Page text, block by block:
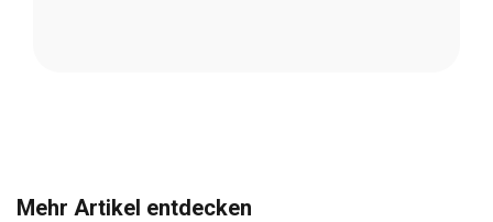
Mehr Artikel entdecken